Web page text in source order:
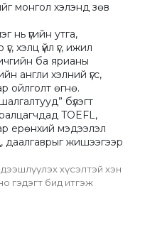
монгол хэлэнд зөв
нь үгийн утга,
хэлц үйл үг, ижил
ба ярианы
англи хэлний үгс,
ойлголт өгнө.
бүлэгт
TOEFL,
ерөнхий мэдээлэл
даалгаврыг жишээгээр
хүсэлтэй хэн
гэдэгт бид итгэж